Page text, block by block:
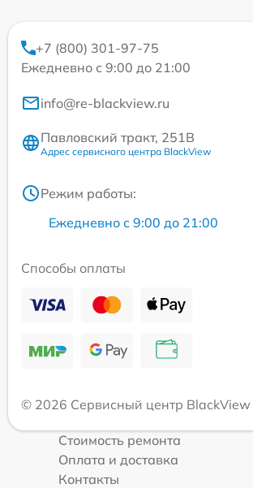
+7 (800) 301-97-75
Ежедневно с 9:00 до 21:00
info@re-blackview.ru
Павловский тракт, 251В
Адрес сервисного центра BlackView
Режим работы:
Ежедневно с 9:00 до 21:00
Способы оплаты
© 2026 Сервисный центр BlackView
Стоимость ремонта
Оплата и доставка
Контакты